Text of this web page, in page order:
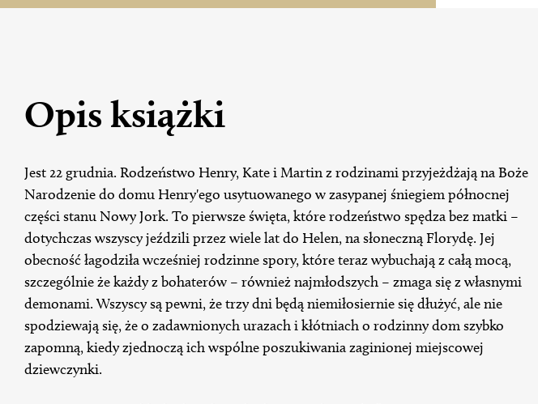
Opis książki
Jest 22 grudnia. Rodzeństwo Henry, Kate i Martin z rodzinami przyjeżdżają na Boże
Narodzenie do domu Henry'ego usytuowanego w zasypanej śniegiem północnej
części stanu Nowy Jork. To pierwsze święta, które rodzeństwo spędza bez matki –
dotychczas wszyscy jeździli przez wiele lat do Helen, na słoneczną Florydę. Jej
obecność łagodziła wcześniej rodzinne spory, które teraz wybuchają z całą mocą,
szczególnie że każdy z bohaterów – również najmłodszych – zmaga się z własnymi
demonami. Wszyscy są pewni, że trzy dni będą niemiłosiernie się dłużyć, ale nie
spodziewają się, że o zadawnionych urazach i kłótniach o rodzinny dom szybko
zapomną, kiedy zjednoczą ich wspólne poszukiwania zaginionej miejscowej
dziewczynki.